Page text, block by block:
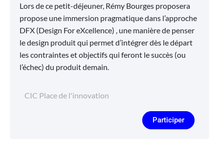
Lors de ce petit-déjeuner, Rémy Bourges proposera
propose une immersion pragmatique dans l’approche
DFX (Design For eXcellence) , une manière de penser
le design produit qui permet d’intégrer dès le départ
les contraintes et objectifs qui feront le succès (ou
l’échec) du produit demain.
CIC Place de l'innovation
Participer